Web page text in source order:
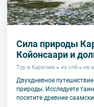
Сила природы
Койонсаари и
Тур в Карелию из спб на
Двухдневное
природы. Исследуете
посетите древние